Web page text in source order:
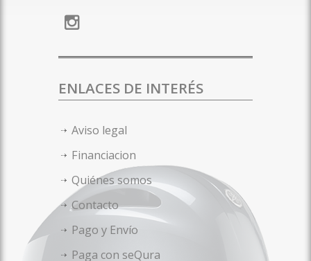
ENLACES DE INTERÉS
Aviso legal
Financiacion
Quiénes somos
Contacto
Pago y Envío
Paga con seQura